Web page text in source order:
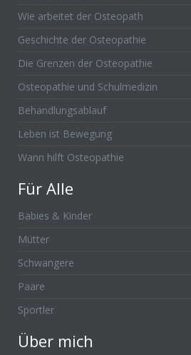
Wie arbeitet der Osteopath
Geschichte der Osteopathie
Die Grenzen der Osteopathie
Osteopathie und Schulmedizin
Behandlungsablauf
Leben ist Bewegung
Wann hilft Osteopathie
Für Alle
Babies & Kinder
Mütter
Schwangere
Paare
Sportler
Über mich